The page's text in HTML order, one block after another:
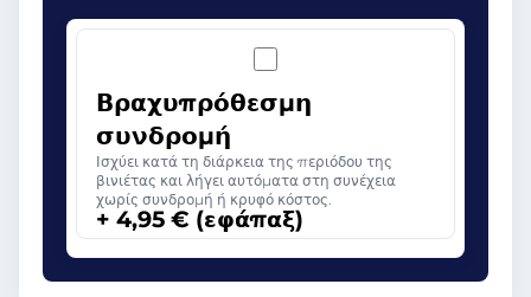
Βραχυπρόθεσμη
συνδρομή
Ισχύει κατά τη διάρκεια της περιόδου της
βινιέτας και λήγει αυτόματα στη συνέχεια
χωρίς συνδρομή ή κρυφό κόστος.
+ 4,95 € (εφάπαξ)